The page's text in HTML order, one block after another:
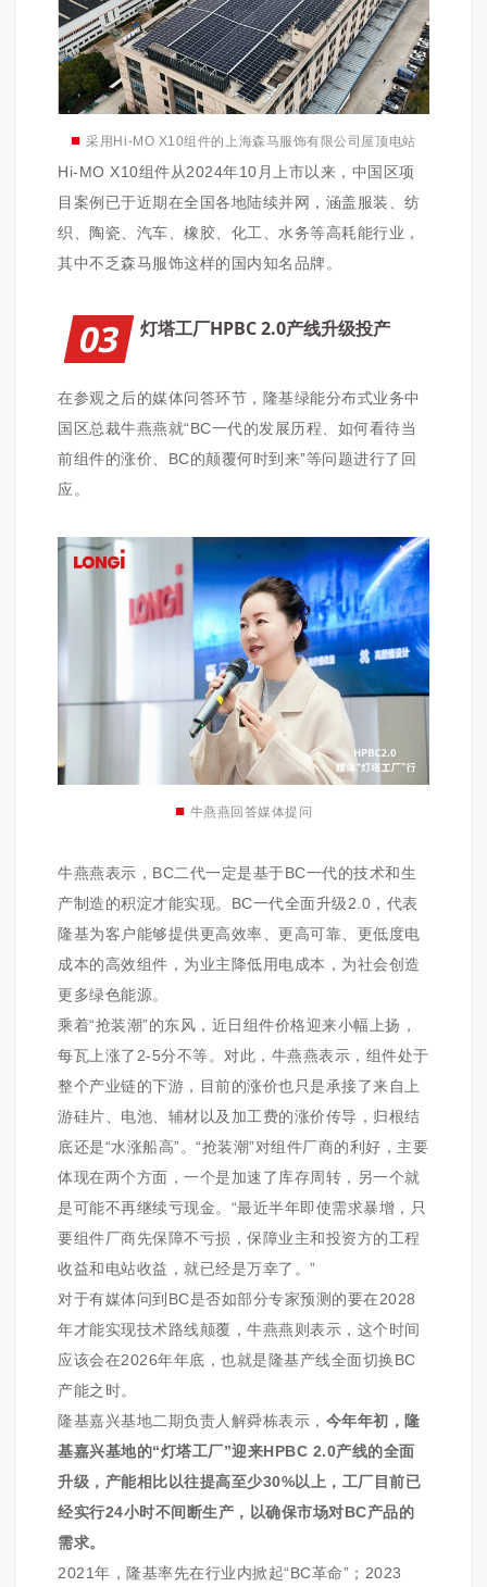
■采用Hi-MO X10组件的上海森马服饰有限公司屋顶电站
Hi-MO X10组件从2024年10月上市以来，中国区项
目案例已于近期在全国各地陆续并网，涵盖服装、纺
织、陶瓷、汽车、橡胶、化工、水务等高耗能行业，
其中不乏森马服饰这样的国内知名品牌。
03 灯塔工厂HPBC 2.0产线升级投产
在参观之后的媒体问答环节，隆基绿能分布式业务中
国区总裁牛燕燕就“BC一代的发展历程、如何看待当
前组件的涨价、BC的颠覆何时到来”等问题进行了回
应。
■ 牛燕燕回答媒体提问
牛燕燕表示，BC二代一定是基于BC一代的技术和生
产制造的积淀才能实现。BC一代全面升级2.0，代表
隆基为客户能够提供更高效率、更高可靠、更低度电
成本的高效组件，为业主降低用电成本，为社会创造
更多绿色能源。
乘着“抢装潮”的东风，近日组件价格迎来小幅上扬，
每瓦上涨了2-5分不等。对此，牛燕燕表示，组件处于
整个产业链的下游，目前的涨价也只是承接了来自上
游硅片、电池、辅材以及加工费的涨价传导，归根结
底还是“水涨船高”。“抢装潮”对组件厂商的利好，主要
体现在两个方面，一个是加速了库存周转，另一个就
是可能不再继续亏现金。“最近半年即使需求暴增，只
要组件厂商先保障不亏损，保障业主和投资方的工程
收益和电站收益，就已经是万幸了。”
对于有媒体问到BC是否如部分专家预测的要在2028
年才能实现技术路线颠覆，牛燕燕则表示，这个时间
应该会在2026年年底，也就是隆基产线全面切换BC
产能之时。
隆基嘉兴基地二期负责人解舜栋表示， 今年年初，隆
基嘉兴基地的“灯塔工厂”迎来HPBC 2.0产线的全面
升级，产能相比以往提高至少30%以上，工厂目前已
经实行24小时不间断生产，以确保市场对BC产品的
需求。
2021年，隆基率先在行业内掀起“BC革命”；2023